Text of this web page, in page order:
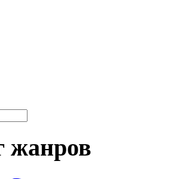
жанров